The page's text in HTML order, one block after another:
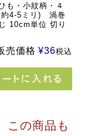
も・小紋柄・４
約4-5ミリ) 渦巻
10cm単位 切り
売価格 ¥36税込
この商品も